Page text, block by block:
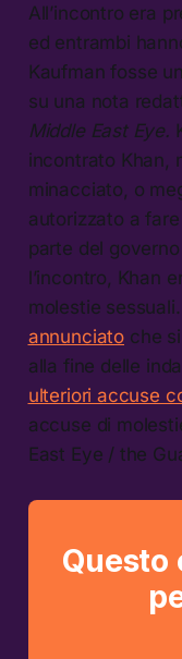
All’incontro era
ed entrambi
Kaufman fosse
su una nota
Middle East Eye.
incontrato Khan,
minacciato, o
autorizzato a
parte del
l’incontro, Khan
molestie
annunciato che
alla fine delle
ulteriori accuse
accuse di
East Eye / the
Questo